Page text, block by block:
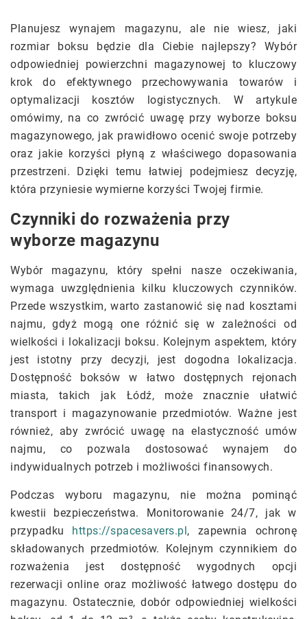
Planujesz wynajem magazynu, ale nie wiesz, jaki
rozmiar boksu będzie dla Ciebie najlepszy? Wybór
odpowiedniej powierzchni magazynowej to kluczowy
krok do efektywnego przechowywania towarów i
optymalizacji kosztów logistycznych. W artykule
omówimy, na co zwrócić uwagę przy wyborze boksu
magazynowego, jak prawidłowo ocenić swoje potrzeby
oraz jakie korzyści płyną z właściwego dopasowania
przestrzeni. Dzięki temu łatwiej podejmiesz decyzję,
która przyniesie wymierne korzyści Twojej firmie.
Czynniki do rozważenia przy
wyborze magazynu
Wybór magazynu, który spełni nasze oczekiwania,
wymaga uwzględnienia kilku kluczowych czynników.
Przede wszystkim, warto zastanowić się nad kosztami
najmu, gdyż mogą one różnić się w zależności od
wielkości i lokalizacji boksu. Kolejnym aspektem, który
jest istotny przy decyzji, jest dogodna lokalizacja.
Dostępność boksów w łatwo dostępnych rejonach
miasta, takich jak Łódź, może znacznie ułatwić
transport i magazynowanie przedmiotów. Ważne jest
również, aby zwrócić uwagę na elastyczność umów
najmu, co pozwala dostosować wynajem do
indywidualnych potrzeb i możliwości finansowych.
Podczas wyboru magazynu, nie można pominąć
kwestii bezpieczeństwa. Monitorowanie 24/7, jak w
przypadku https://spacesavers.pl, zapewnia ochronę
składowanych przedmiotów. Kolejnym czynnikiem do
rozważenia jest dostępność wygodnych opcji
rezerwacji online oraz możliwość łatwego dostępu do
magazynu. Ostatecznie, dobór odpowiedniej wielkości